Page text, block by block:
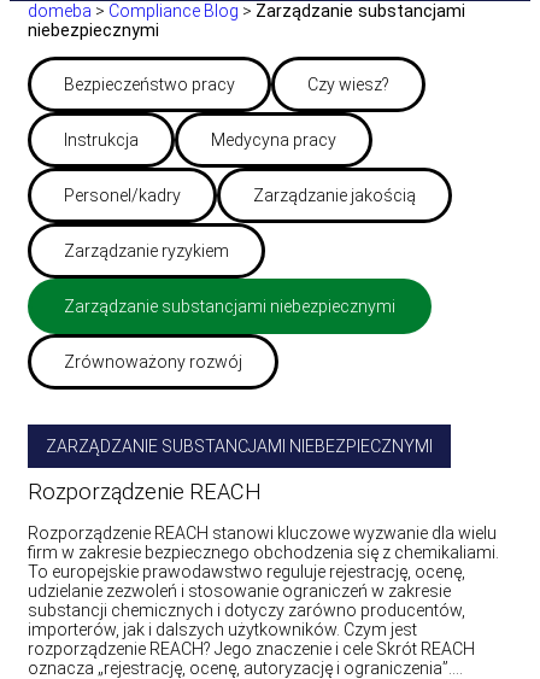
domeba > Compliance Blog > Zarządzanie substancjami
niebezpiecznymi
Bezpieczeństwo pracy Czy wiesz?
Instrukcja Medycyna pracy
Personel/kadry Zarządzanie jakością
Zarządzanie ryzykiem
Zarządzanie substancjami niebezpiecznymi
Zrównoważony rozwój
ZARZĄDZANIE SUBSTANCJAMI NIEBEZPIECZNYMI
Rozporządzenie REACH
Rozporządzenie REACH stanowi kluczowe wyzwanie dla wielu
firm w zakresie bezpiecznego obchodzenia się z chemikaliami.
To europejskie prawodawstwo reguluje rejestrację, ocenę,
udzielanie zezwoleń i stosowanie ograniczeń w zakresie
substancji chemicznych i dotyczy zarówno producentów,
importerów, jak i dalszych użytkowników. Czym jest
rozporządzenie REACH? Jego znaczenie i cele Skrót REACH
oznacza „rejestrację, ocenę, autoryzację i ograniczenia”.…